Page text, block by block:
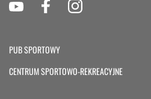
PUB SPORTOWY
CENTRUM SPORTOWO-REKREACYJNE